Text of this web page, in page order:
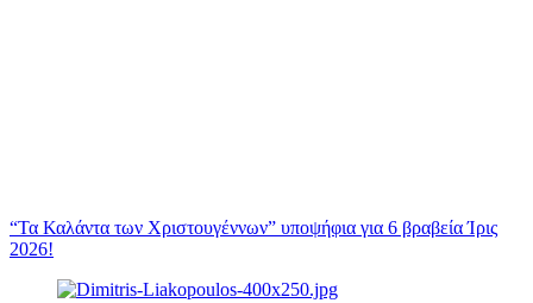
“Τα Καλάντα των Χριστουγέννων” υποψήφια για 6 βραβεία Ίρις
2026!